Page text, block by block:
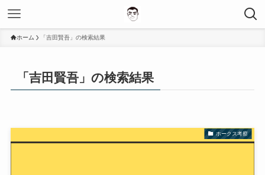
ホーム 「吉田賢吾」の検索結果
「吉田賢吾」の検索結果
ホークス考察